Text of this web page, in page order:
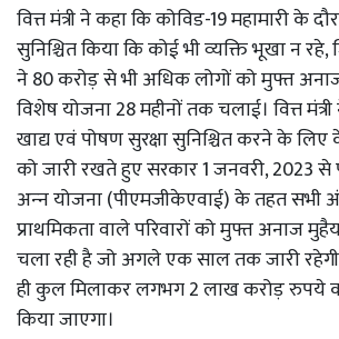
वित्त मंत्री ने कहा कि कोविड-19 महामारी के
सुनिश्चित किया कि कोई भी व्‍यक्ति भूखा न
ने 80 करोड़ से भी अधिक लोगों को मुफ्त
विशेष योजना 28 महीनों तक चलाई। वित्त
खाद्य एवं पोषण सुरक्षा सुनिश्चित करने के लिए
को जारी रखते हुए सरकार 1 जनवरी, 2023
अन्‍न योजना (पीएमजीकेएवाई) के तहत सभी
प्राथमिकता वाले परिवारों को मुफ्त अनाज
चला रही है जो अगले एक साल तक जारी रहेगी।
ही कुल मिलाकर लगभग 2 लाख करोड़ रुपये
किया जाएगा।